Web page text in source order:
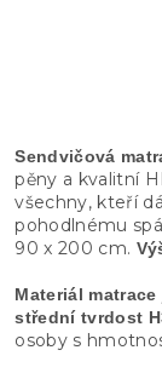
Sendvičová
pěny a kvalitní
všechny, kteří
pohodlnému
90 x 200 cm.
Materiál matrace
střední tvrdost
osoby s